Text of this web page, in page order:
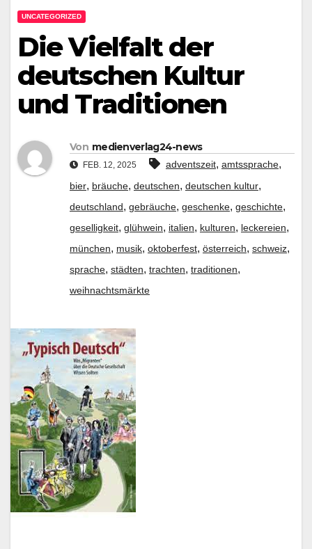
UNCATEGORIZED
Die Vielfalt der
deutschen Kultur
und Traditionen
Von medienverlag24-news
FEB. 12, 2025 adventszeit, amtssprache,
bier, bräuche, deutschen, deutschen kultur,
deutschland, gebräuche, geschenke, geschichte,
geselligkeit, glühwein, italien, kulturen, leckereien,
münchen, musik, oktoberfest, österreich, schweiz,
sprache, städten, trachten, traditionen,
weihnachtsmärkte